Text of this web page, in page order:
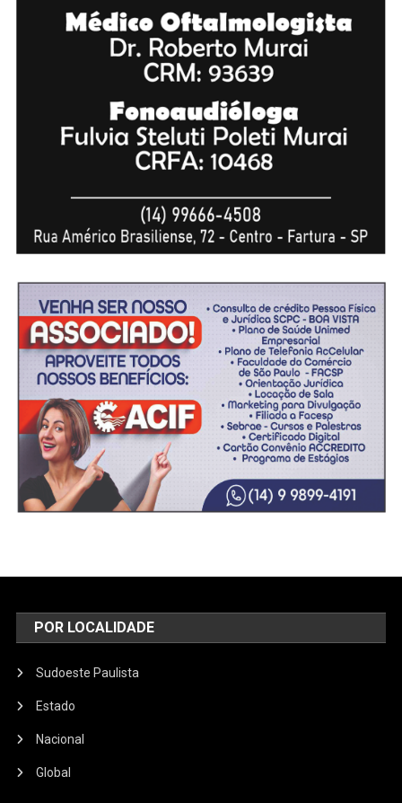
POR LOCALIDADE
Sudoeste Paulista
Estado
Nacional
Global